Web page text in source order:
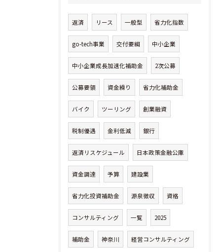
返済 リース 一般型 省力化指数
go-tech事業 交付要綱 中小企業
中小企業成長加速化補助金 2次公募
公募要領 資金繰り 省力化補助金
バイク ツーリング 創業融資
税制優遇 金利低減 銀行
返済リスケジュール 日本政策金融公庫
資金調達 予算 建設業
省力化投資補助金 源泉徴収 資格
コンサルティング 一覧 2025
補助金 神奈川 経営コンサルティング